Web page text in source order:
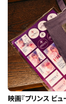
映画『プリンス ビ